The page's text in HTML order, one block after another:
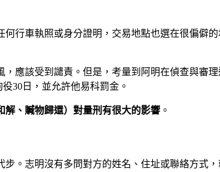
行車執照或身分證明，交易地點也選在很偏僻
應該受到譴責。但是，考量到阿明在偵查與審
30日，並允許他易科罰金。
解、贓物歸還）對量刑有很大的影響 。
。志明沒有多問對方的姓名、住址或聯絡方式